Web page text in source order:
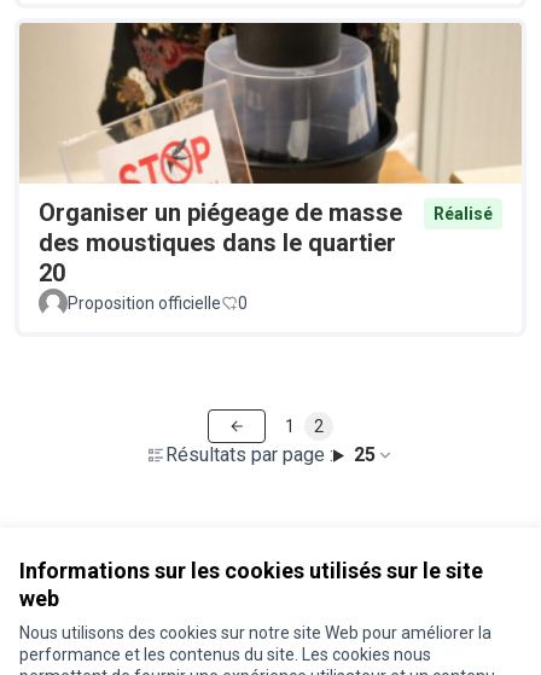
Informations sur les cookies utilisés sur le site
web
Nous utilisons des cookies sur notre site Web pour améliorer la
performance et les contenus du site. Les cookies nous
Organiser un piégeage de masse
des moustiques dans le quartier
20
Réalisé
Proposition officielle 0
Résultats par page : 25
1 2
Conditions d'utilisation
Paramètres des cookies